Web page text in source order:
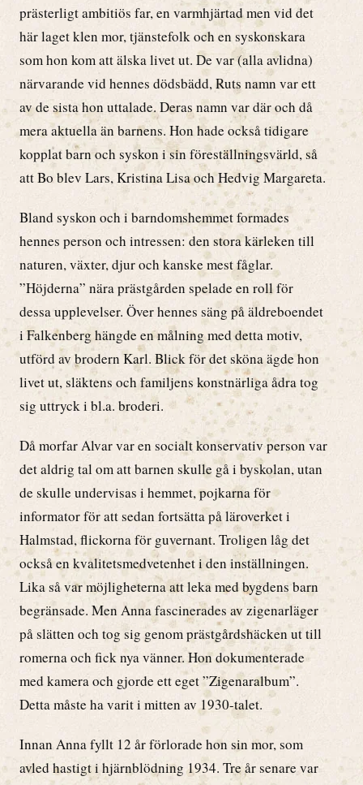
prästerligt ambitiös far, en varmhjärtad men vid det
här laget klen mor, tjänstefolk och en syskonskara
som hon kom att älska livet ut. De var (alla avlidna)
närvarande vid hennes dödsbädd, Ruts namn var ett
av de sista hon uttalade. Deras namn var där och då
mera aktuella än barnens. Hon hade också tidigare
kopplat barn och syskon i sin föreställningsvärld, så
att Bo blev Lars, Kristina Lisa och Hedvig Margareta.
Bland syskon och i barndomshemmet formades
hennes person och intressen: den stora kärleken till
naturen, växter, djur och kanske mest fåglar.
”Höjderna” nära prästgården spelade en roll för
dessa upplevelser. Över hennes säng på äldreboendet
i Falkenberg hängde en målning med detta motiv,
utförd av brodern Karl. Blick för det sköna ägde hon
livet ut, släktens och familjens konstnärliga ådra tog
sig uttryck i bl.a. broderi.
Då morfar Alvar var en socialt konservativ person var
det aldrig tal om att barnen skulle gå i byskolan, utan
de skulle undervisas i hemmet, pojkarna för
informator för att sedan fortsätta på läroverket i
Halmstad, flickorna för guvernant. Troligen låg det
också en kvalitetsmedvetenhet i den inställningen.
Lika så var möjligheterna att leka med bygdens barn
begränsade. Men Anna fascinerades av zigenarläger
på slätten och tog sig genom prästgårdshäcken ut till
romerna och fick nya vänner. Hon dokumenterade
med kamera och gjorde ett eget ”Zigenaralbum”.
Detta måste ha varit i mitten av 1930-talet.
Innan Anna fyllt 12 år förlorade hon sin mor, som
avled hastigt i hjärnblödning 1934. Tre år senare var